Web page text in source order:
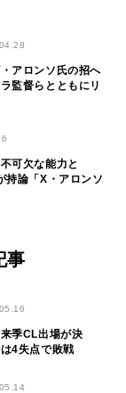
アロンソ氏の招へ
監督らとともにリ
可欠な能力と
論「X・アロンソ
事
季CL出場が決
4失点で敗戦